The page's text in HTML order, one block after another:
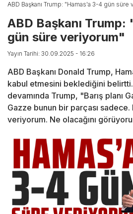
ABD Başkanı Trump: "Hamas'a 3-4 gün süre
ABD Başkanı
gün süre veriyorum"
Yayın Tarihi: 30.09.2025 - 16:26
ABD Başkanı Donald Trump,
kabul etmesini beklediğini belirtti.
devamında Trump, "Barış planı
Gazze bunun bir parçası
veriyorum. Ne olacağını